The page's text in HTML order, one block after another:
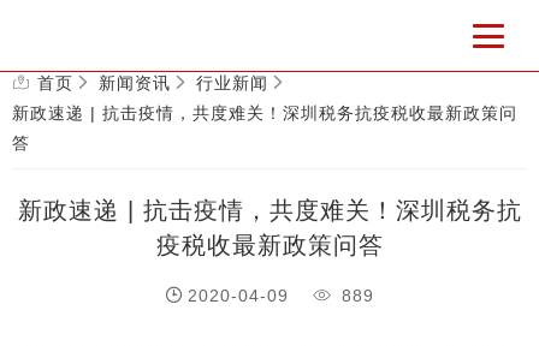
首页 新闻资讯
行业新闻
新政速递 | 抗击疫情，共度难关！深圳税务抗疫税收最新政策问
答
新政速递 | 抗击疫情，共度难关！深圳税务抗
疫税收最新政策问答
2020-04-09 889